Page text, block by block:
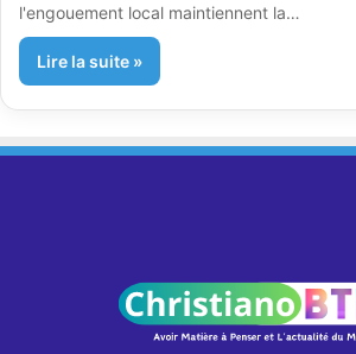
l'engouement local maintiennent la…
Lire la suite »